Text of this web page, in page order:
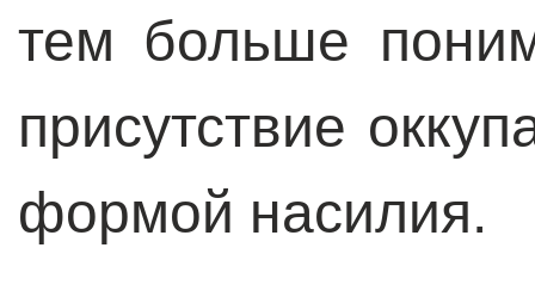
тем больше
присутствие
формой насилия.